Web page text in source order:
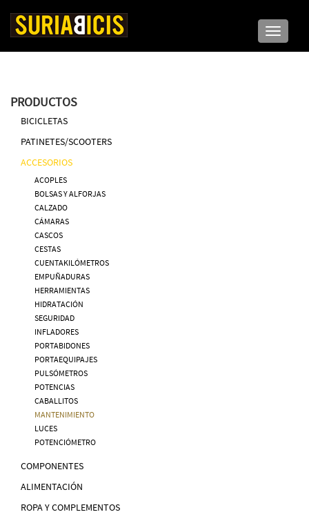
Toggle
PRODUCTOS
BICICLETAS
PATINETES/SCOOTERS
ACCESORIOS
ACOPLES
BOLSAS Y ALFORJAS
CALZADO
CÁMARAS
CASCOS
CESTAS
CUENTAKILÓMETROS
EMPUÑADURAS
HERRAMIENTAS
HIDRATACIÓN
SEGURIDAD
INFLADORES
PORTABIDONES
PORTAEQUIPAJES
PULSÓMETROS
POTENCIAS
CABALLITOS
MANTENIMIENTO
LUCES
POTENCIÓMETRO
COMPONENTES
ALIMENTACIÓN
ROPA Y COMPLEMENTOS